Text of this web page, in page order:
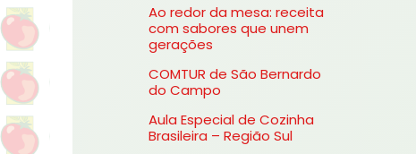
s
a
r
o
Ao redor da mesa: receita
com sabores que unem
gerações
COMTUR de São Bernardo
do Campo
Aula Especial de Cozinha
Brasileira – Região Sul